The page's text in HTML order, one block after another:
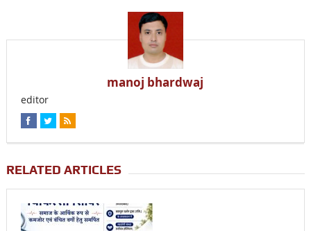
manoj bhardwaj
editor
RELATED ARTICLES